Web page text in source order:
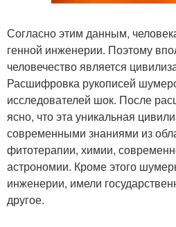
Согласно этим данным,
генной инженерии. Поэтому
человечество является
Расшифровка рукописей
исследователей шок. После
ясно, что эта уникальная
современными знаниями из
фитотерапии, химии,
астрономии. Кроме этого
инженерии, имели
другое.